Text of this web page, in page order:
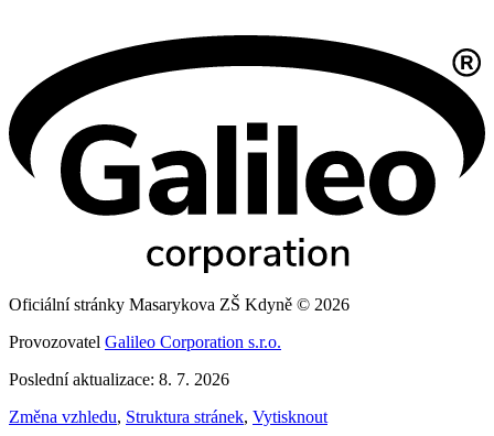
Oficiální stránky Masarykova ZŠ Kdyně © 2026
Provozovatel Galileo Corporation s.r.o.
Poslední aktualizace: 8. 7. 2026
Změna vzhledu, Struktura stránek, Vytisknout